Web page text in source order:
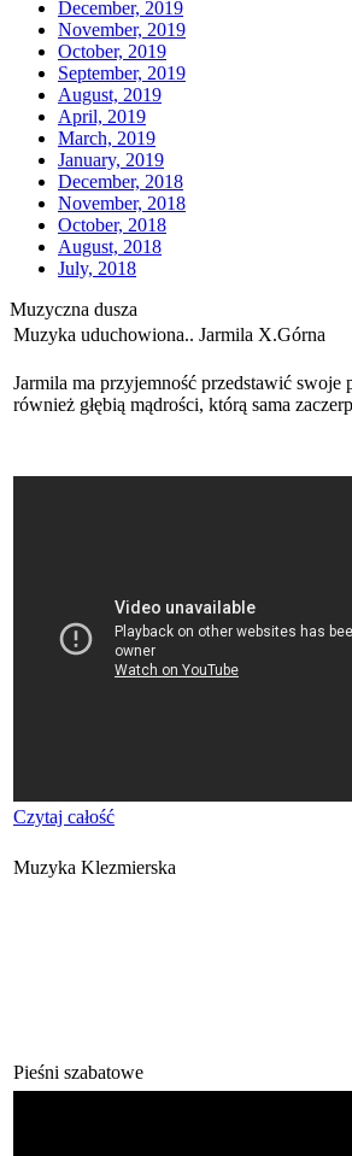
December, 2019
November, 2019
October, 2019
September, 2019
August, 2019
April, 2019
March, 2019
January, 2019
December, 2018
November, 2018
October, 2018
August, 2018
July, 2018
Muzyczna dusza
Muzyka uduchowiona.. Jarmila X.Górna
Jarmila ma przyjemność przedstawić
również głębią mądrości, którą sama
Czytaj całość
Muzyka Klezmierska
Pieśni szabatowe